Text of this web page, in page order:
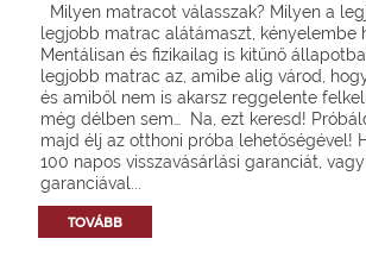
Milyen matracot válasszak? Milyen a
legjobb matrac alátámaszt, kényelembe
Mentálisan és fizikailag is kitűnő
legjobb matrac az, amibe alig várod,
és amiből nem is akarsz reggelente
még délben sem… Na, ezt keresd!
majd élj az otthoni próba lehetőségével!
100 napos visszavásárlási garanciát,
garanciával...
TOVÁBB